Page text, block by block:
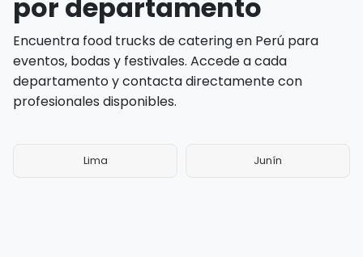
por departamento
Encuentra food trucks de catering en Perú para
eventos, bodas y festivales. Accede a cada
departamento y contacta directamente con
profesionales disponibles.
Lima Junín